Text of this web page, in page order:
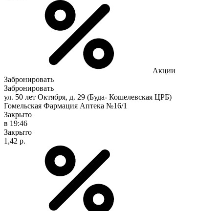
Акции
Забронировать
Забронировать
ул. 50 лет Октября, д. 29 (Буда- Кошелевская ЦРБ)
Гомельская Фармация Аптека №16/1
Закрыто
в 19:46
Закрыто
1,42 р.